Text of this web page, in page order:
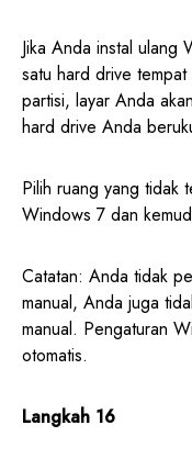
Jika Anda instal ulang
satu hard drive
partisi, layar Anda
hard drive Anda
Pilih ruang yang tidak
Windows 7 dan
Catatan: Anda tidak
manual, Anda juga
manual. Pengaturan
otomatis.
Langkah 16